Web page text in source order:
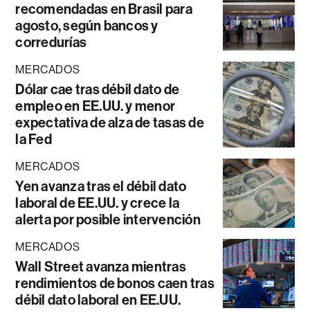
recomendadas en Brasil para
agosto, según bancos y
corredurías
MERCADOS
Dólar cae tras débil dato de
empleo en EE.UU. y menor
expectativa de alza de tasas de
la Fed
MERCADOS
Yen avanza tras el débil dato
laboral de EE.UU. y crece la
alerta por posible intervención
MERCADOS
Wall Street avanza mientras
rendimientos de bonos caen tras
débil dato laboral en EE.UU.